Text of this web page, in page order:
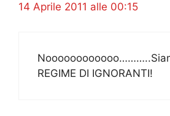
14 Aprile 2011 alle 00:15
REGIME DI IGNORANTI!